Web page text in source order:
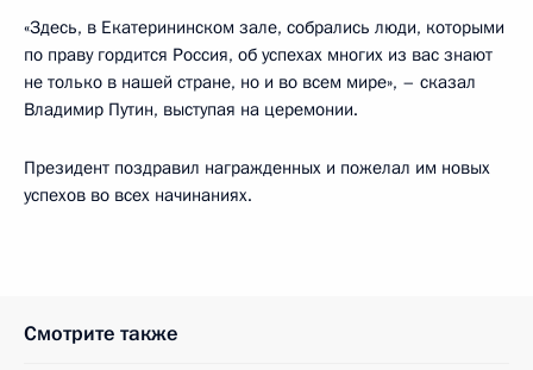
«Здесь, в Екатерининском зале, собрались люди, которыми
по праву гордится Россия, об успехах многих из вас знают
не только в нашей стране, но и во всем мире», – сказал
Владимир Путин, выступая на церемонии.
Президент поздравил награжденных и пожелал им новых
успехов во всех начинаниях.
Смотрите также